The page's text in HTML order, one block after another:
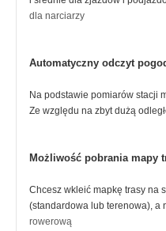
dla narciarzy
Automatyczny odczyt
Na podstawie pomiarów stacji
Ze względu na zbyt dużą
Możliwość pobrania mapy
Chcesz wkleić mapkę trasy na
(standardowa lub terenowa), a
rowerową